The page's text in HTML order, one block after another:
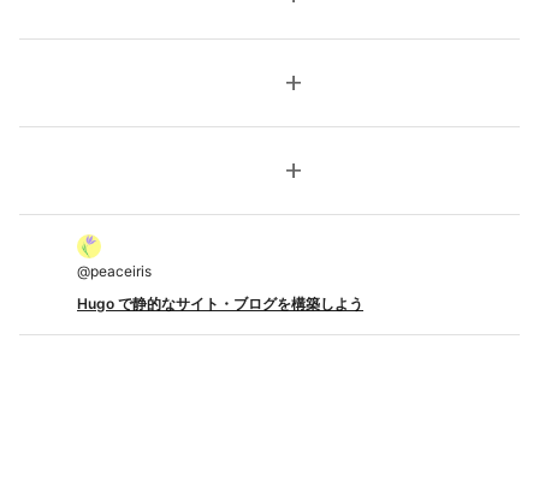
add
add
@peaceiris
Hugo で静的なサイト・ブログを構築しよう